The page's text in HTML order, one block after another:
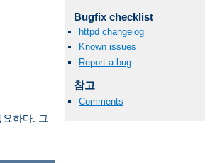
하다. 그
Bugfix checklist
httpd changelog
Known issues
Report a bug
참고
Comments